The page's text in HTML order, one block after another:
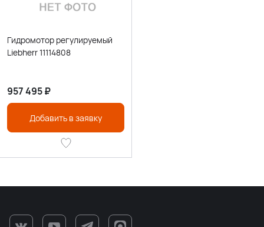
Гидромотор регулируемый
Liebherr 11114808
957 495₽
Добавить в заявку